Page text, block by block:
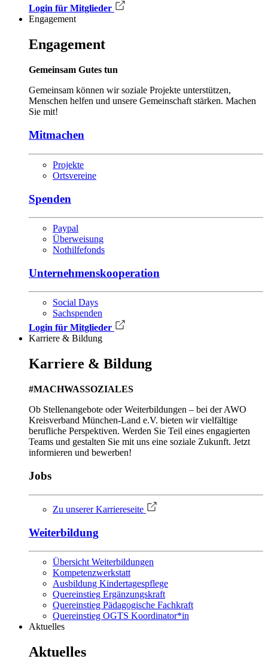
Login für Mitglieder
Engagement
Engagement
Gemeinsam Gutes tun
Gemeinsam können wir soziale Projekte unterstützen,
Menschen helfen und unsere Gemeinschaft stärken. Machen
Sie mit!
Mitmachen
Projekte
Ortsvereine
Spenden
Paypal
Überweisung
Nothilfefonds
Unternehmens­kooperation
Social Days
Sachspenden
Login für Mitglieder
Karriere & Bildung
Karriere & Bildung
#MACHWASSOZIALES
Ob Stellenangebote oder Weiter­bildungen – bei der AWO
Kreis­ver­band München-Land e.V. bieten wir viel­fältige
berufliche Perspek­tiven. Werden Sie Teil eines engagierten
Teams und gestalten Sie mit uns eine soziale Zukunft. Jetzt
informieren und bewerben!
Jobs
Zu unserer Karriereseite
Weiterbildung
Übersicht Weiterbildungen
Kompetenzwerkstatt
Ausbildung Kindertagespflege
Quereinstieg Ergänzungskraft
Quereinstieg Pädagogische Fachkraft
Quereinstieg OGTS Koordinator*in
Aktuelles
Aktuelles